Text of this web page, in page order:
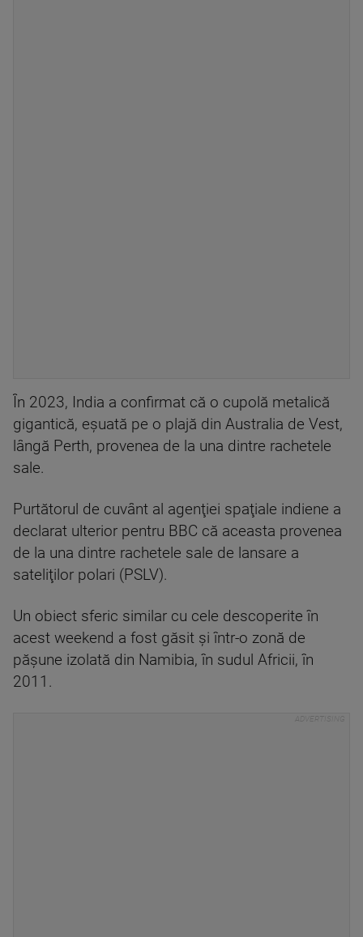
În 2023, India a confirmat că o cupolă metalică
gigantică, eşuată pe o plajă din Australia de Vest,
lângă Perth, provenea de la una dintre rachetele
sale.
Purtătorul de cuvânt al agenţiei spaţiale indiene a
declarat ulterior pentru BBC că aceasta provenea
de la una dintre rachetele sale de lansare a
sateliţilor polari (PSLV).
Un obiect sferic similar cu cele descoperite în
acest weekend a fost găsit şi într-o zonă de
păşune izolată din Namibia, în sudul Africii, în
2011.